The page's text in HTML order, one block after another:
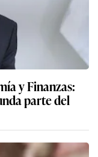
y Finanzas:
parte del